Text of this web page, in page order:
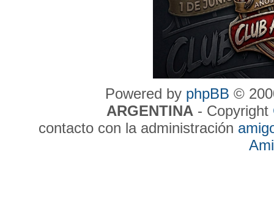
Powered by phpBB ©
ARGENTINA- Copyright
contacto con la administración